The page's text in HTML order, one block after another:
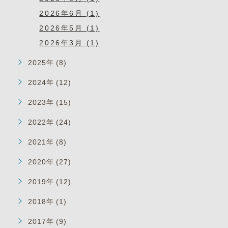
2026年6月 (1)
2026年5月 (1)
2026年3月 (1)
2025年 (8)
2024年 (12)
2023年 (15)
2022年 (24)
2021年 (8)
2020年 (27)
2019年 (12)
2018年 (1)
2017年 (9)